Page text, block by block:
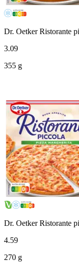
Dr. Oetker Ristorante
3.09
355 g
Dr. Oetker Ristorante
4.59
270 g